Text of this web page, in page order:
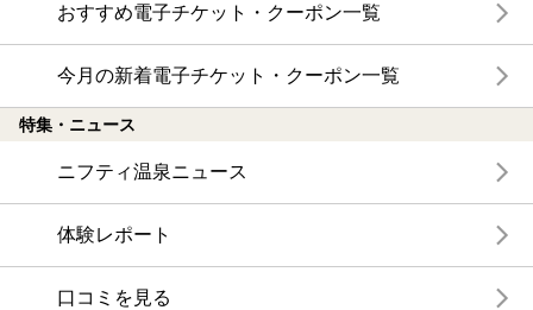
おすすめ電子チケット・クーポン一覧
今月の新着電子チケット・クーポン一覧
特集・ニュース
ニフティ温泉ニュース
体験レポート
口コミを見る